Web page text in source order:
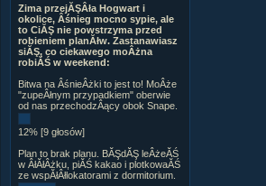
Zima przejĂŞÂła Hogwart i
okolice, Âśnieg mocno sypie, ale
to CiĂŞ nie powstrzyma przed
robieniem planĂłw. Zastanawiasz
siĂŞ, co ciekawego moÂżna
robiĂŚ w weekend:
Bitwa na ÂśnieÂżki to jest to! MoÂże
"zupeÂłnym przypadkiem" oberwie
od nas przechodzÂący obok Snape.
12% [9 głosów]
Plan to brak planu. BĂŞdĂŞ leÂżeĂŚ
w ÂłĂłÂżku, piĂŚ kakao i plotkowaĂŚ
ze wspĂłÂłlokatorami z dormitorium.